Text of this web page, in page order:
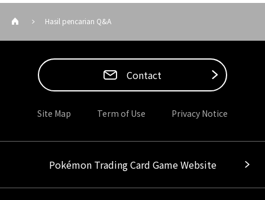
Hasil pencarian Q&A
Contact
Site Map Term of Use Privacy Notice
Pokémon Trading Card Game Website